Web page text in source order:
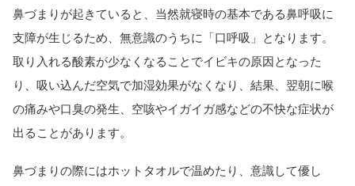
鼻づまりが起きていると、当然就寝時の基本である鼻呼吸に
支障が生じるため、無意識のうちに「口呼吸」となります。
取り入れる酸素が少なくなることでイビキの原因となった
り、吸い込んだ空気で加湿効果がなくなり、結果、翌朝に喉
の痛みや口臭の発生、空咳やイガイガ感などの不快な症状が
出ることがあります。
鼻づまりの際にはホットタオルで温めたり、意識して優し